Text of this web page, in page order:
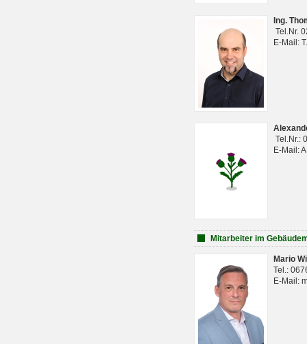
Ing.
Tel.Nr.
E-Mail:
Tel.Nr.:
E-Mail:
Mitarbeiter im
Mario
Tel.:
E-Mail: